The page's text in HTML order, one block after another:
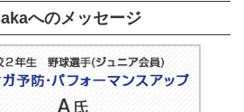
へのメッセージ